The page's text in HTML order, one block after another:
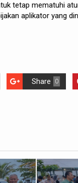
tetap mematuhi
aplikator yang
0
Share